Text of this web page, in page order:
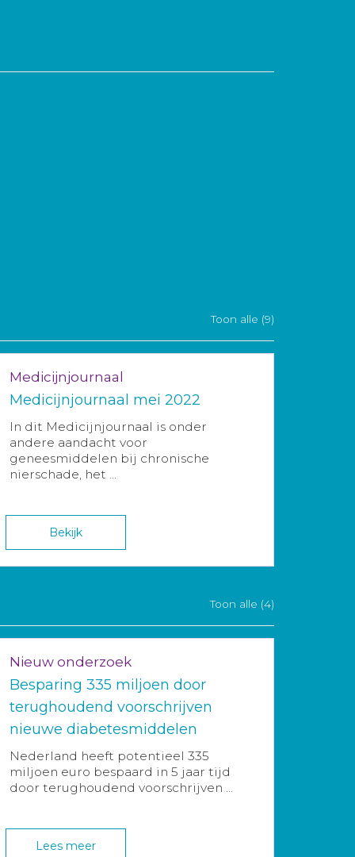
Toon alle (9)
Medicijnjournaal
Medicijnjournaal mei 2022
In dit Medicijnjournaal is onder
andere aandacht voor
geneesmiddelen bij chronische
nierschade, het ...
Bekijk
Toon alle (4)
Nieuw onderzoek
Besparing 335 miljoen door
terughoudend voorschrijven
nieuwe diabetesmiddelen
Nederland heeft potentieel 335
miljoen euro bespaard in 5 jaar tijd
door terughoudend voorschrijven ...
Lees meer